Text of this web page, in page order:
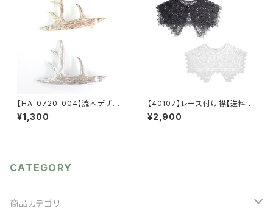
【HA-0720-004】流木デザイ
ンバレッタ【送料無料】ゴール
ド シルバー ヘアアクセ メ
¥1,300
【40107】レース付け襟【送料無
料】トレンド ビッグつけ襟 フ
リーサイズ レース襟 重ね
¥2,900
CATEGORY
商品カテゴリ